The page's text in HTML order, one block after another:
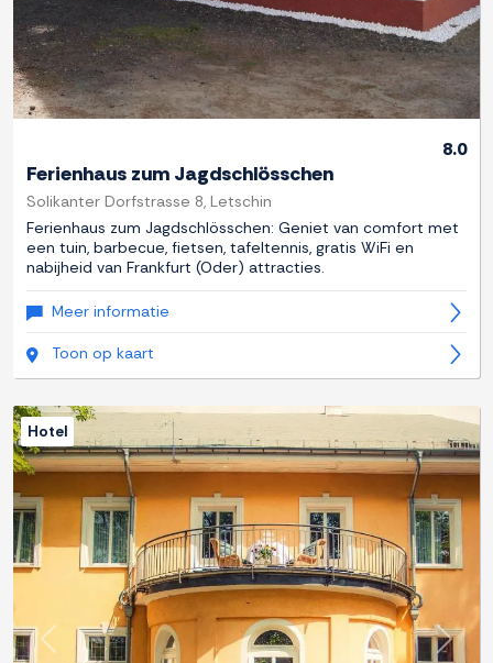
8.0
Ferienhaus zum Jagdschlösschen
Solikanter Dorfstrasse 8, Letschin
Ferienhaus zum Jagdschlösschen: Geniet van comfort met
een tuin, barbecue, fietsen, tafeltennis, gratis WiFi en
nabijheid van Frankfurt (Oder) attracties.
Meer informatie
Toon op kaart
Previous Next
Hotel